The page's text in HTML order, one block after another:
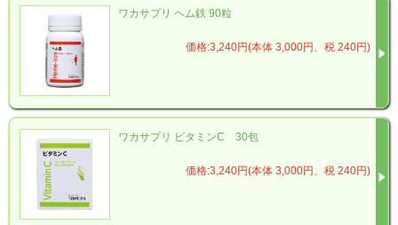
ワカサプリ ヘム鉄 90粒
価格:3,240円(本体 3,000円、税 240円)
ワカサプリ ビタミンC 30包
価格:3,240円(本体 3,000円、税 240円)